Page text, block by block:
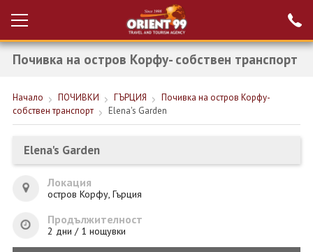
Вход за агенти
Проверка на
РАННИ ЗАПИСВАНИЯ ТУРЦИЯ
НОВА ГОДИНА ТУРЦИЯ
НОВА ГОДИНА
ПОЧИВКИ
КРУИЗИ
Почивка на остров Корфу- собствен транспорт
Начало ПОЧИВКИ ГЪРЦИЯ
Почивка на остров Корфу-
собствен транспорт
Elena's Garden
Elena's Garden
Локация
остров Корфу, Гърция
Продължителност
2 дни / 1 нощувки